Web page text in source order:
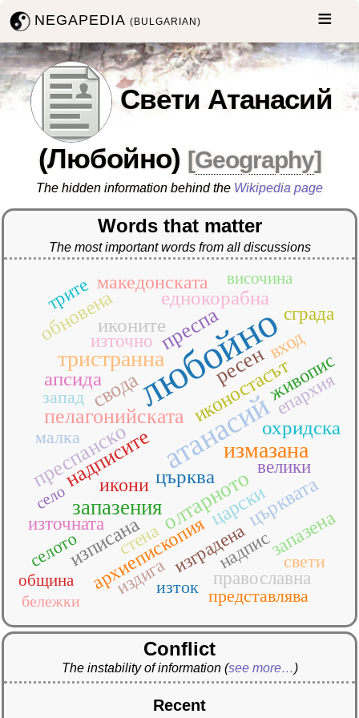
NEGAPEDIA(BULGARIAN)
Свети Атанасий
(Любойно) [Geography]
The hidden information behind the Wikipedia page
Words that matter
The most important words from all discussions
любойно
атанасий
измазана
тристранна
запазенияолтарното
надписите
пелагонийската
преспа
преспанско
ресен
свода
апсида
еднокорабна
изписана
иконите
иконостасът
обновена
охридска
царски
църква църквата
архиепископия
вход
живопис
запазена
икони
македонската
велики
епархия
изградена
издига
източната
източно
надпис
православна
сграда
стена
трите
запад
изток
малка
представлява
свети
селото
височина
община
бележки
село
Conflict
The instability of information (see more…)
Recent